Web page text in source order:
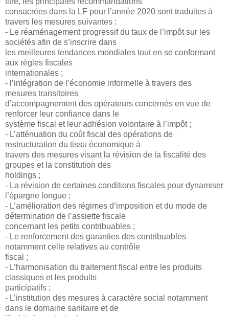
consacrées dans la LF pour l’année 2020 sont traduites à
travers les mesures suivantes :
- Le réaménagement progressif du taux de l’impôt sur les
sociétés afin de s’inscrire dans
les meilleures tendances mondiales tout en se conformant
aux règles fiscales
internationales ;
- l’intégration de l’économie informelle à travers des
mesures transitoires
d’accompagnement des opérateurs concernés en vue de
renforcer leur confiance dans le
système fiscal et leur adhésion volontaire à l’impôt ;
- L’atténuation du coût fiscal des opérations de
restructuration du tissu économique à
travers des mesures visant la révision de la fiscalité des
groupes et la constitution des
holdings ;
- La révision de certaines conditions fiscales pour dynamiser
l’épargne longue ;
- L’amélioration des régimes d’imposition et du mode de
détermination de l’assiette fiscale
concernant les petits contribuables ;
- Le renforcement des garanties des contribuables
notamment celle relatives au contrôle
fiscal ;
- L’harmonisation du traitement fiscal entre les produits
classiques et les produits
participatifs ;
- L’institution des mesures à caractère social notamment
dans le domaine sanitaire et de